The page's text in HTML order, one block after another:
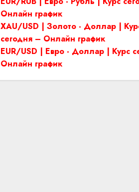
Онлайн график
XAU/USD | Золото - Доллар |
сегодня – Онлайн график
EUR/USD | Евро - Доллар | Курс
Онлайн график